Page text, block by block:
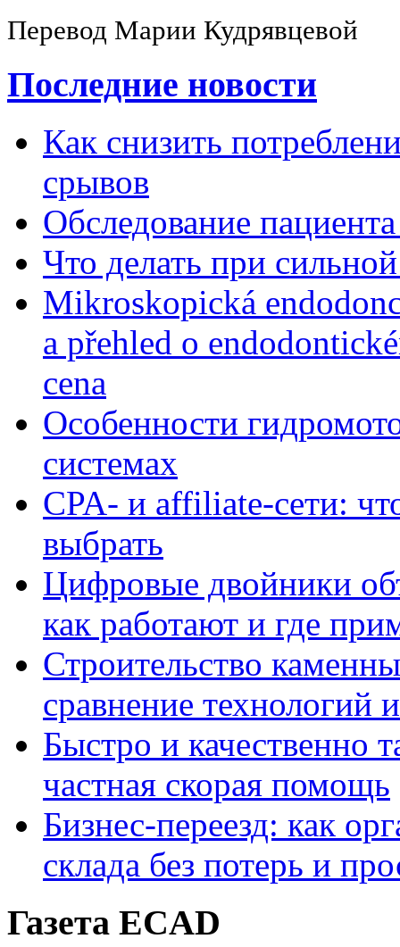
Перевод Марии Кудрявцевой
Последние новости
Как снизить
срывов
Обследование
Что делать при
Mikroskopická
a přehled o
cena
Особенности
системах
CPA- и affiliate-сети:
выбрать
Цифровые двойники
как работают и где
Строительство
сравнение технологий
Быстро и качественно
частная скорая помощь
Бизнес-переезд: как
склада без потерь и
Газета ECAD